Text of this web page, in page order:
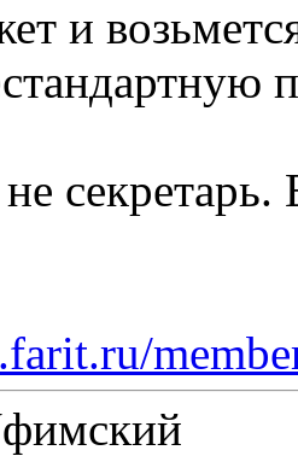
и
секретарь.